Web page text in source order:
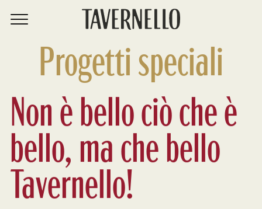
Progetti speciali
Non è bello ciò che è
bello, ma che bello
Tavernello!